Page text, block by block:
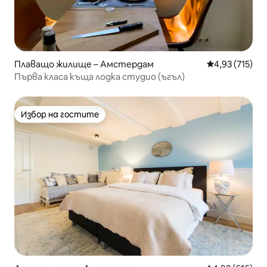
Плаващо жилище – Амстердам Средна
4,93 (715)
Първа класа къща лодка студио (ъгъл)
Избор на гостите
Избор на гостите